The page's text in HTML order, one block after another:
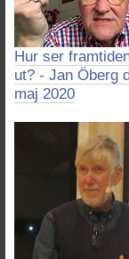
Hur ser
ut? - Jan Öberg
maj 2020